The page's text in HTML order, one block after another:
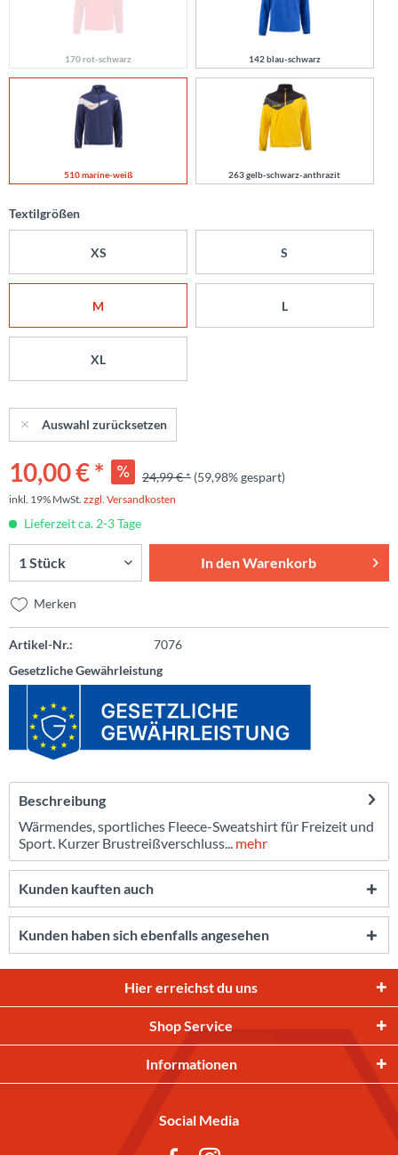
170 rot-schwarz 142 blau-schwarz
510 marine-weiß 263 gelb-schwarz-anthrazit
Textilgrößen
XS S
M L
XL
Auswahl zurücksetzen
10,00 € * 24,99 € * (59,98% gespart)
inkl. 19% MwSt. zzgl. Versandkosten
Lieferzeit ca. 2-3 Tage
In denWarenkorb
Merken
Artikel-Nr.:
7076
Gesetzliche Gewährleistung
Beschreibung
Wärmendes, sportliches Fleece-Sweatshirt für Freizeit und
Sport. Kurzer Brustreißverschluss... mehr
Kunden kauften auch
Kunden haben sich ebenfalls angesehen
Hier erreichst du uns
Shop Service
Informationen
Social Media